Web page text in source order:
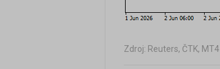
Zdroj: Reuters, ČTK, MT4